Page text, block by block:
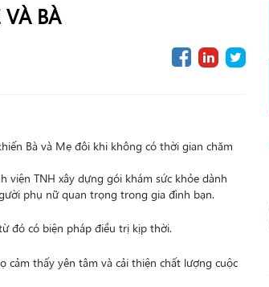
BÀ
Bà và Mẹ đôi khi không có thời gian chăm
viện TNH xây dựng gói khám sức khỏe dành
phụ nữ quan trọng trong gia đình bạn.
đó có biện pháp điều trị kịp thời.
cảm thấy yên tâm và cải thiện chất lượng cuộc